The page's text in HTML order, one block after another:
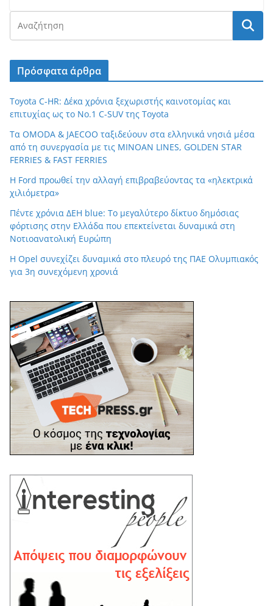
Πρόσφατα άρθρα
Toyota C-HR: Δέκα χρόνια ξεχωριστής καινοτομίας και
επιτυχίας ως το Νο.1 C-SUV της Toyota
Τα OMODA & JAECOO ταξιδεύουν στα ελληνικά νησιά μέσα
από τη συνεργασία με τις MINOAN LINES, GOLDEN STAR
FERRIES & FAST FERRIES
Η Ford προωθεί την αλλαγή επιβραβεύοντας τα «ηλεκτρικά
χιλιόμετρα»
Πέντε χρόνια ΔΕΗ blue: Το μεγαλύτερο δίκτυο δημόσιας
φόρτισης στην Ελλάδα που επεκτείνεται δυναμικά στη
Νοτιοανατολική Ευρώπη
Η Opel συνεχίζει δυναμικά στο πλευρό της ΠΑΕ Ολυμπιακός
για 3η συνεχόμενη χρονιά